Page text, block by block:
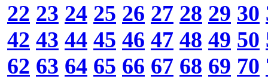
22 23 24 25 26 27 28 29 30
42 43 44 45 46 47 48 49 50
62 63 64 65 66 67 68 69 70